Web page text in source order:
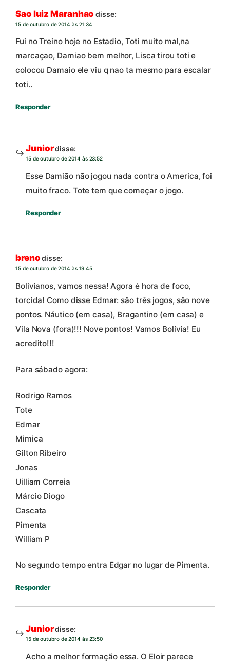
Sao luiz Maranhao disse:
15 de outubro de 2014 às 21:34
Fui no Treino hoje no Estadio, Toti muito mal,na
marcaçao, Damiao bem melhor, Lisca tirou toti e
colocou Damaio ele viu q nao ta mesmo para escalar
toti..
Responder
Juniordisse:
15 de outubro de 2014 às 23:52
Esse Damião não jogou nada contra o America, foi
muito fraco. Tote tem que começar o jogo.
Responder
breno disse:
15 de outubro de 2014 às 19:45
Bolivianos, vamos nessa! Agora é hora de foco,
torcida! Como disse Edmar: são três jogos, são nove
pontos. Náutico (em casa), Bragantino (em casa) e
Vila Nova (fora)!!! Nove pontos! Vamos Bolívia! Eu
acredito!!!
Para sábado agora:
Rodrigo Ramos
Tote
Edmar
Mimica
Gilton Ribeiro
Jonas
Uilliam Correia
Márcio Diogo
Cascata
Pimenta
William P
No segundo tempo entra Edgar no lugar de Pimenta.
Responder
Juniordisse:
15 de outubro de 2014 às 23:50
Acho a melhor formação essa. O Eloir parece